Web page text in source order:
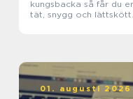
kungsbacka så får du en
tät, snygg och lättskött
01. augusti 2026